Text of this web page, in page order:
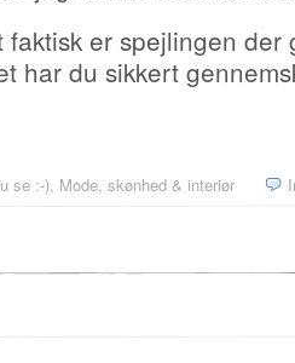
faktisk er spejlingen der
har du sikkert
se :-), Mode, skønhed & interiør